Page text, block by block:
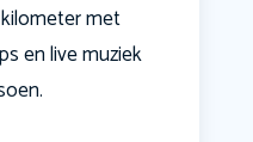
met
en live muziek